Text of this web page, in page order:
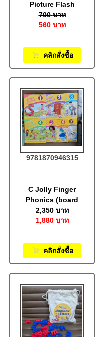
Picture Flash
Cards (60 pcs.) :
In Precursive
700 บาท
560 บาท
คลิกสั่งซื้อ
9781870946315
C Jolly Finger
Phonics (board
book)set of books
1–7: In Precursive
2,350 บาท
1,880 บาท
คลิกสั่งซื้อ